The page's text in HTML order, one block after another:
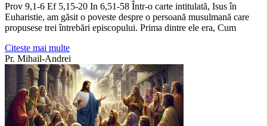
Prov 9,1-6 Ef 5,15-20 In 6,51-58 Într-o carte intitulată, Isus în
Euharistie, am găsit o poveste despre o persoană musulmană care
propusese trei întrebări episcopului. Prima dintre ele era, Cum
Citeste mai multe
Pr. Mihail-Andrei